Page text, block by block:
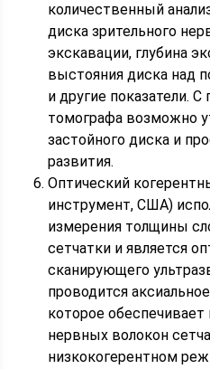
количественный
диска зрительного
экскавации, глубина
выстояния диска над
и другие показатели.
томографа возможно
застойного диска и
развития.
Оптический
инструмент, США)
измерения толщины
сетчатки и является
сканирующего
проводится
которое
нервных волокон
низкокогерентном